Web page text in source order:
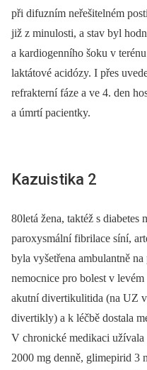
při difuzním neřešitelném
již z minulosti, a stav byl
a kardiogenního šoku v
laktátové acidózy. I přes
refrakterní fáze a ve 4. den
a úmrtí pacientky.
Kazuistika 2
80letá žena, taktéž s diabetes
paroxysmální fibrilace síní,
byla vyšetřena ambulantně
nemocnice pro bolest v
akutní divertikulitida (na UZ
divertikly) a k léčbě dostala
V chronické medikaci
2000 mg denně, glimepirid 3